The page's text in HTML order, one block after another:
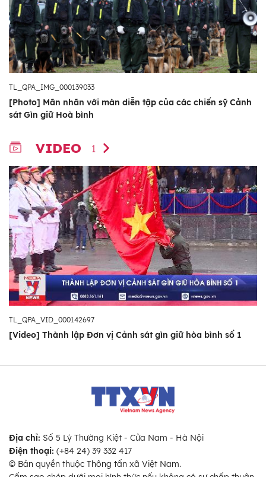
TL_QPA_IMG_000139033
[Photo] Mãn nhãn với màn diễn tập của các chiến sỹ Cảnh
sát Gìn giữ Hoà bình
VIDEO 1
TL_QPA_VID_000142697
[Video] Thành lập Đơn vị Cảnh sát gìn giữ hòa bình số 1
Địa chỉ: Số 5 Lý Thường Kiệt - Cửa Nam - Hà Nội
Điện thoại: (+84 24) 39 332 417
© Bản quyền thuộc Thông tấn xã Việt Nam.